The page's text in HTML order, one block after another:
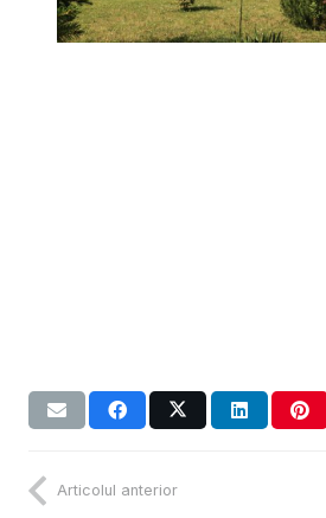
Articolul anterior